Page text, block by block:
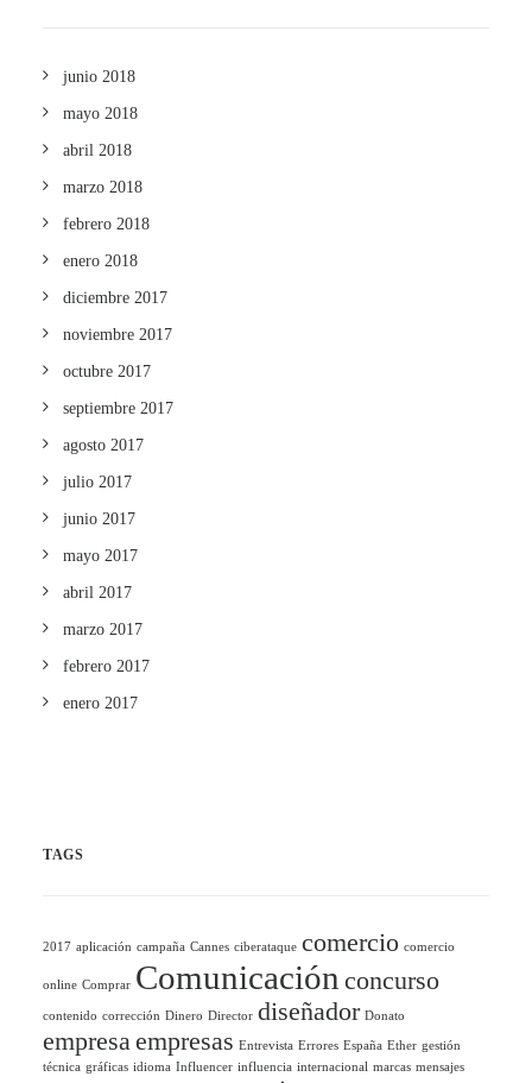
junio 2018
mayo 2018
abril 2018
marzo 2018
febrero 2018
enero 2018
diciembre 2017
noviembre 2017
octubre 2017
septiembre 2017
agosto 2017
julio 2017
junio 2017
mayo 2017
abril 2017
marzo 2017
febrero 2017
enero 2017
TAGS
2017 aplicación campaña Cannes ciberataque comercio comercio
online Comprar Comunicación concurso
contenido corrección Dinero Director diseñador Donato
empresaempresas Entrevista Errores España Ether gestión
técnica gráficas idioma Influencer influencia internacional marcas mensajes